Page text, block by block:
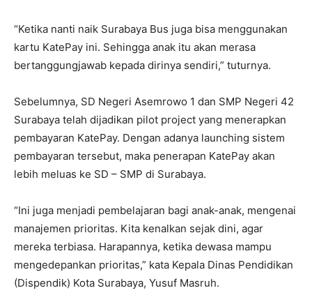
“Ketika nanti naik Surabaya Bus juga bisa menggunakan
kartu KatePay ini. Sehingga anak itu akan merasa
bertanggungjawab kepada dirinya sendiri,” tuturnya.
Sebelumnya, SD Negeri Asemrowo 1 dan SMP Negeri 42
Surabaya telah dijadikan pilot project yang menerapkan
pembayaran KatePay. Dengan adanya launching sistem
pembayaran tersebut, maka penerapan KatePay akan
lebih meluas ke SD – SMP di Surabaya.
“Ini juga menjadi pembelajaran bagi anak-anak, mengenai
manajemen prioritas. Kita kenalkan sejak dini, agar
mereka terbiasa. Harapannya, ketika dewasa mampu
mengedepankan prioritas,” kata Kepala Dinas Pendidikan
(Dispendik) Kota Surabaya, Yusuf Masruh.